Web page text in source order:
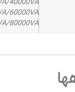
60000VA
80000VA